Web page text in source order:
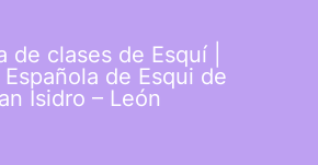
de clases de Esquí |
Española de Esqui de
Isidro – León